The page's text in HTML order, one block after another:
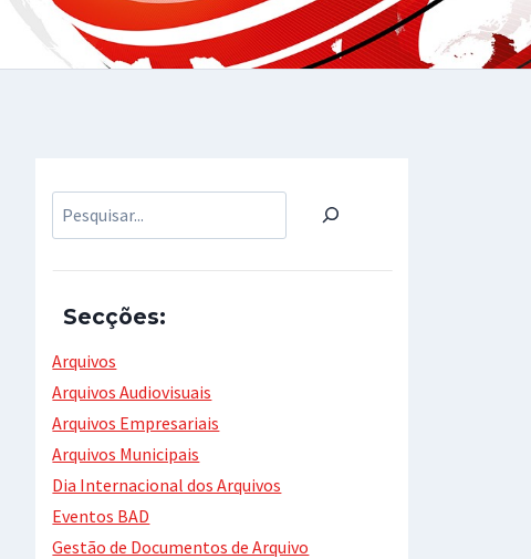
Pesquisar
Secções:
Arquivos
Arquivos Audiovisuais
Arquivos Empresariais
Arquivos Municipais
Dia Internacional dos Arquivos
Eventos BAD
Gestão de Documentos de Arquivo